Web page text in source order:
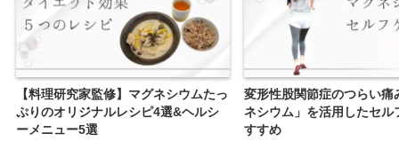
【料理研究家監修】マグネシウムたっ
ぷりのオリジナルレシピ4選&ヘルシ
ーメニュー5選
変形性股関節症のつらい痛
ネシウム」を活用したセル
すすめ